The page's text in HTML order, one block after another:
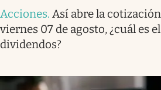
Acciones. Así abre la
viernes 07 de agosto, ¿cuál es
dividendos?